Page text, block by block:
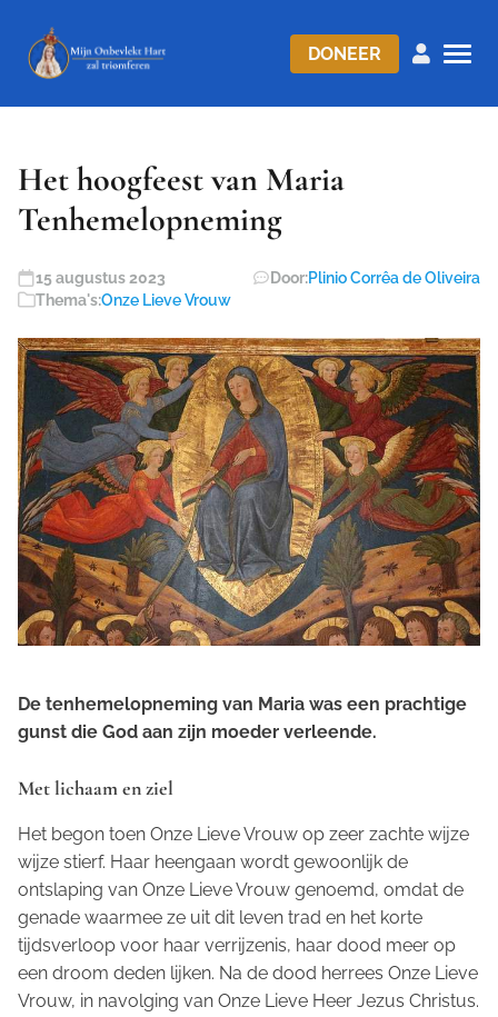
DONEER
Het hoogfeest van Maria
Tenhemelopneming
15 augustus 2023 Door:Plinio Corrêa de Oliveira
Thema's:Onze Lieve Vrouw
De tenhemelopneming van Maria was een prachtige
gunst die God aan zijn moeder verleende.
Met lichaam en ziel
Het begon toen Onze Lieve Vrouw op zeer zachte wijze
wijze stierf. Haar heengaan wordt gewoonlijk de
ontslaping van Onze Lieve Vrouw genoemd, omdat de
genade waarmee ze uit dit leven trad en het korte
tijdsverloop voor haar verrijzenis, haar dood meer op
een droom deden lijken. Na de dood herrees Onze Lieve
Vrouw, in navolging van Onze Lieve Heer Jezus Christus.